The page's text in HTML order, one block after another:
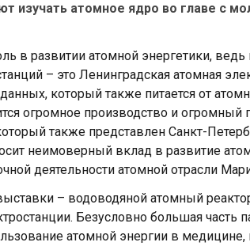
изучать атомное ядро во главе с
в развитии атомной энергетики, ведь
– это Ленинградская атомная
который также питается от
огромное производство и огромный
также представлен Санкт-
неимоверный вклад в развитие
деятельности атомной отрасли
– водоводяной атомный
Безусловно большая часть
атомной энергии в медицине,